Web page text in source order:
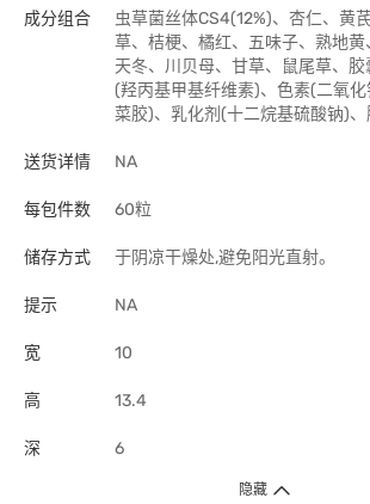
成分组合
虫草菌丝体CS4(12%)、杏仁、黄
草、桔梗、橘红、五味子、熟地黄
天冬、川贝母、甘草、鼠尾草、胶
(羟丙基甲基纤维素)、色素(二氧
菜胶)、乳化剂(十二烷基硫酸钠)
送货详情 NA
每包件数 60粒
储存方式 于阴凉干燥处,避免阳光直射。
提示 NA
宽 10
高 13.4
深 6
隐藏